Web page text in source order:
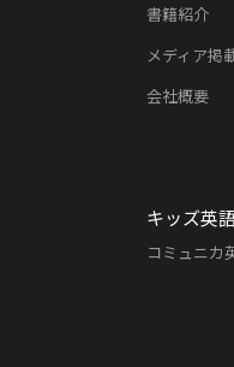
書籍紹介
メディア掲
会社概要
キッズ英
コミュニカ